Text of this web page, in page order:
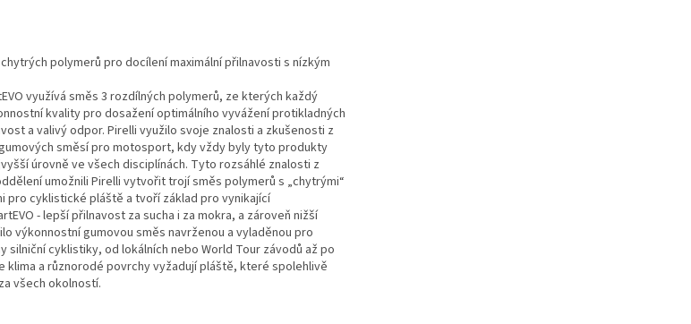
polymerů pro docílení maximální přilnavosti s nízkým
využívá směs 3 rozdílných polymerů, ze kterých každý
kvality pro dosažení optimálního vyvážení protikladných
a valivý odpor. Pirelli využilo svoje znalosti a zkušenosti z
směsí pro motosport, kdy vždy byly tyto produkty
úrovně ve všech disciplínách. Tyto rozsáhlé znalosti z
umožnili Pirelli vytvořit trojí směs polymerů s „chytrými“
pro cyklistické pláště a tvoří základ pro vynikající
- lepší přilnavost za sucha i za mokra, a zároveň nižší
výkonnostní gumovou směs navrženou a vyladěnou pro
silniční cyklistiky, od lokálních nebo World Tour závodů až po
a různorodé povrchy vyžadují pláště, které spolehlivě
všech okolností.